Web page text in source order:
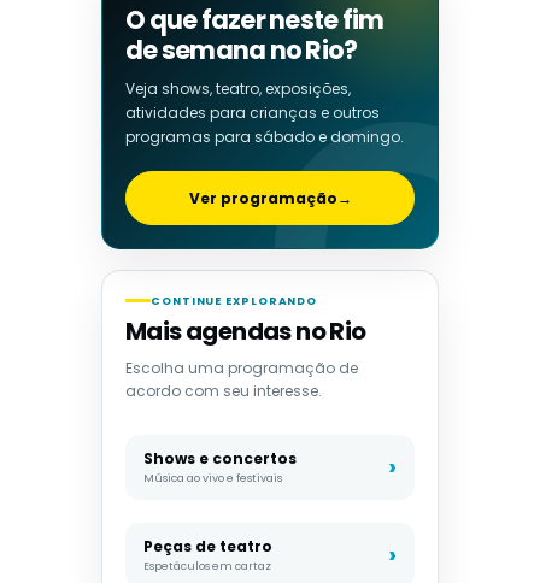
O que fazer neste fim
de semana no Rio?
Veja shows, teatro, exposições,
atividades para crianças e outros
programas para sábado e domingo.
Ver programação→
CONTINUE EXPLORANDO
Mais agendas no Rio
Escolha uma programação de
acordo com seu interesse.
Shows e concertos
Música ao vivo e festivais
Peças de teatro
Espetáculos em cartaz